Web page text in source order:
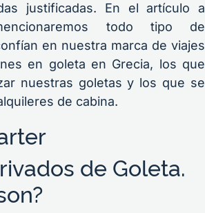
justificadas. En el artículo a
todo tipo de
en nuestra marca de viajes
en goleta en Grecia, los que
nuestras goletas y los que se
de cabina.
de Goleta.